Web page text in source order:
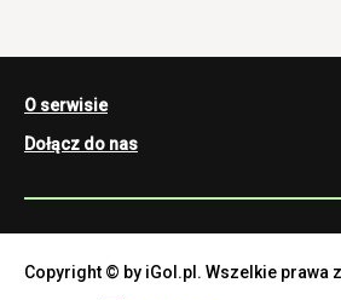
O serwisie
Dołącz do nas
Copyright © by iGol.pl. Wszelkie prawa